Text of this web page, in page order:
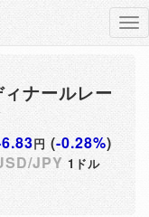
ナールレー
円 (-0.28%)
JPY 1ドル